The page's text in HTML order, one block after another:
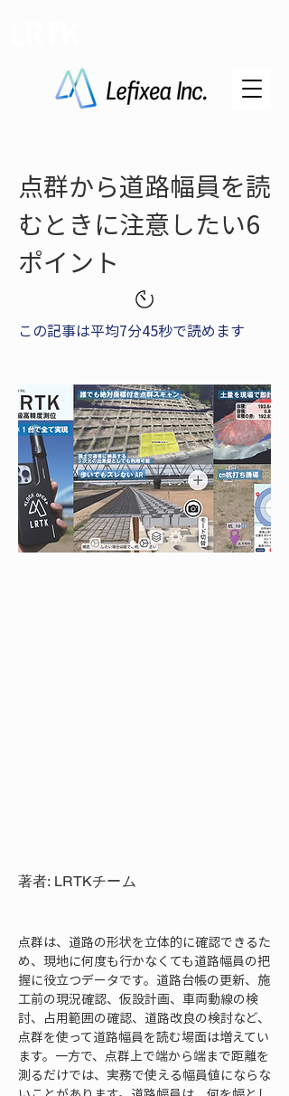
点群から道路幅員を読
むときに注意したい6
ポイント
この記事は平均7分45秒で読めます
著者: LRTKチーム
点群は、道路の形状を立体的に確認できるた
め、現地に何度も行かなくても道路幅員の把
握に役立つデータです。道路台帳の更新、施
工前の現況確認、仮設計画、車両動線の検
討、占用範囲の確認、道路改良の検討など、
点群を使って道路幅員を読む場面は増えてい
ます。一方で、点群上で端から端まで距離を
測るだけでは、実務で使える幅員値にならな